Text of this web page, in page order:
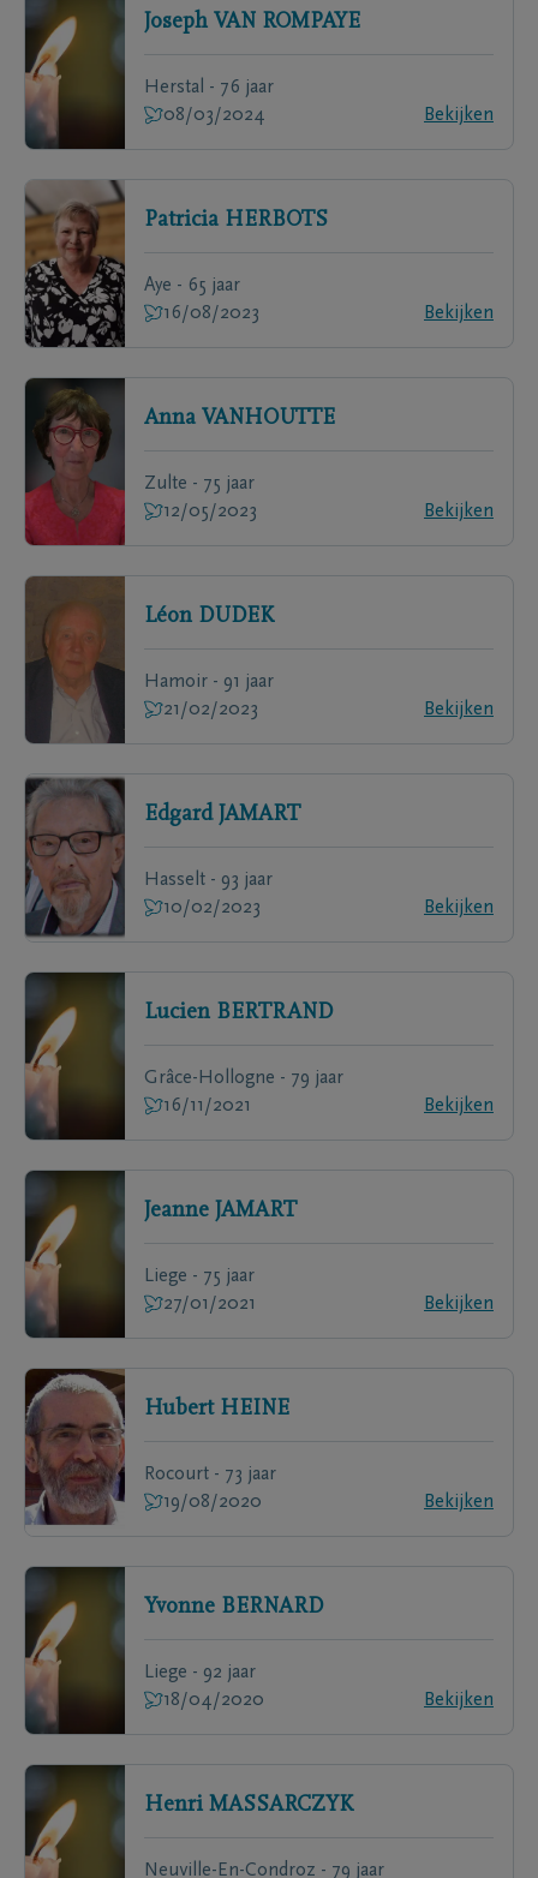
Joseph VAN ROMPAYE
Herstal - 76 jaar
08/03/2024
Bekijken
Patricia HERBOTS
Aye - 65 jaar
16/08/2023
Bekijken
Anna VANHOUTTE
Zulte - 75 jaar
12/05/2023
Bekijken
Léon DUDEK
Hamoir - 91 jaar
21/02/2023
Bekijken
Edgard JAMART
Hasselt - 93 jaar
10/02/2023
Bekijken
Lucien BERTRAND
Grâce-Hollogne - 79 jaar
16/11/2021
Bekijken
Jeanne JAMART
Liege - 75 jaar
27/01/2021
Bekijken
Hubert HEINE
Rocourt - 73 jaar
19/08/2020
Bekijken
Yvonne BERNARD
Liege - 92 jaar
18/04/2020
Bekijken
Henri MASSARCZYK
Neuville-En-Condroz - 79 jaar